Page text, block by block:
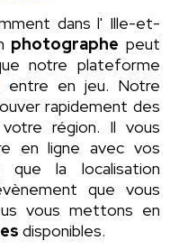
dans l' Ille-et-
photographe peut
notre plateforme
entre en jeu. Notre
rapidement des
région. Il vous
en ligne avec vos
la localisation
que vous
vous mettons en
disponibles.